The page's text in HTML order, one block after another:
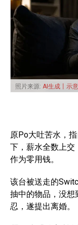
照片来源: AI生成丨示
原Po大吐苦水，
下，薪水全数上交
作为零用钱。
该台被送走的
抽中的物品，没想
忍，遂提出离婚。